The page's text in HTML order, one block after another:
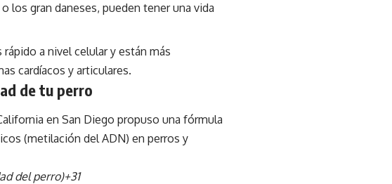
los gran daneses, pueden tener una vida
a nivel celular y están más
cardíacos y articulares.
de tu perro
en San Diego propuso una fórmula
(metilación del ADN) en perros y
del perro)+31